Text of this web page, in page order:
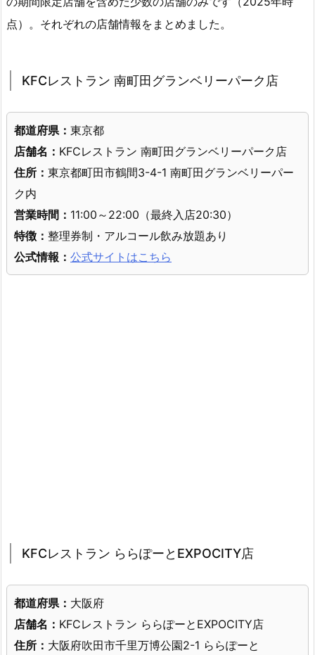
点）。それぞれの店舗情報をまとめました。
KFCレストラン 南町田グランベリーパーク店
都道府県： 東京都
店舗名： KFCレストラン 南町田グランベリーパーク店
住所： 東京都町田市鶴間3-4-1 南町田グランベリーパー
ク内
営業時間： 11:00～22:00（最終入店20:30）
特徴： 整理券制・アルコール飲み放題あり
公式情報： 公式サイトはこちら
KFCレストラン ららぽーとEXPOCITY店
都道府県： 大阪府
店舗名： KFCレストラン ららぽーとEXPOCITY店
住所： 大阪府吹田市千里万博公園2-1 ららぽーと